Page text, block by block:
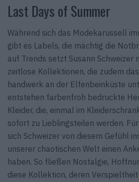
Last Days of Summer
Während sich das Modekarussell
gibt es Labels, die mächtig die
auf Trends setzt Susann Schweizer
zeitlose Kollektionen, die zudem
handwerk an der Elfen­beinküste
entstehen farben­froh bedruckte
Kleider, die, einmal im
sofort zu Lieblingsteilen werden.
sich Schweizer von diesem Gefühl
unserer chao­tischen Welt einen
haben. So fließen Nostalgie,
diese Kollektion, deren